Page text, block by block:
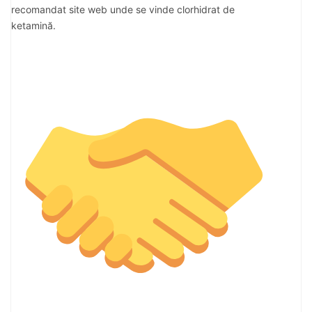
recomandat site web unde se vinde clorhidrat de
ketamină.